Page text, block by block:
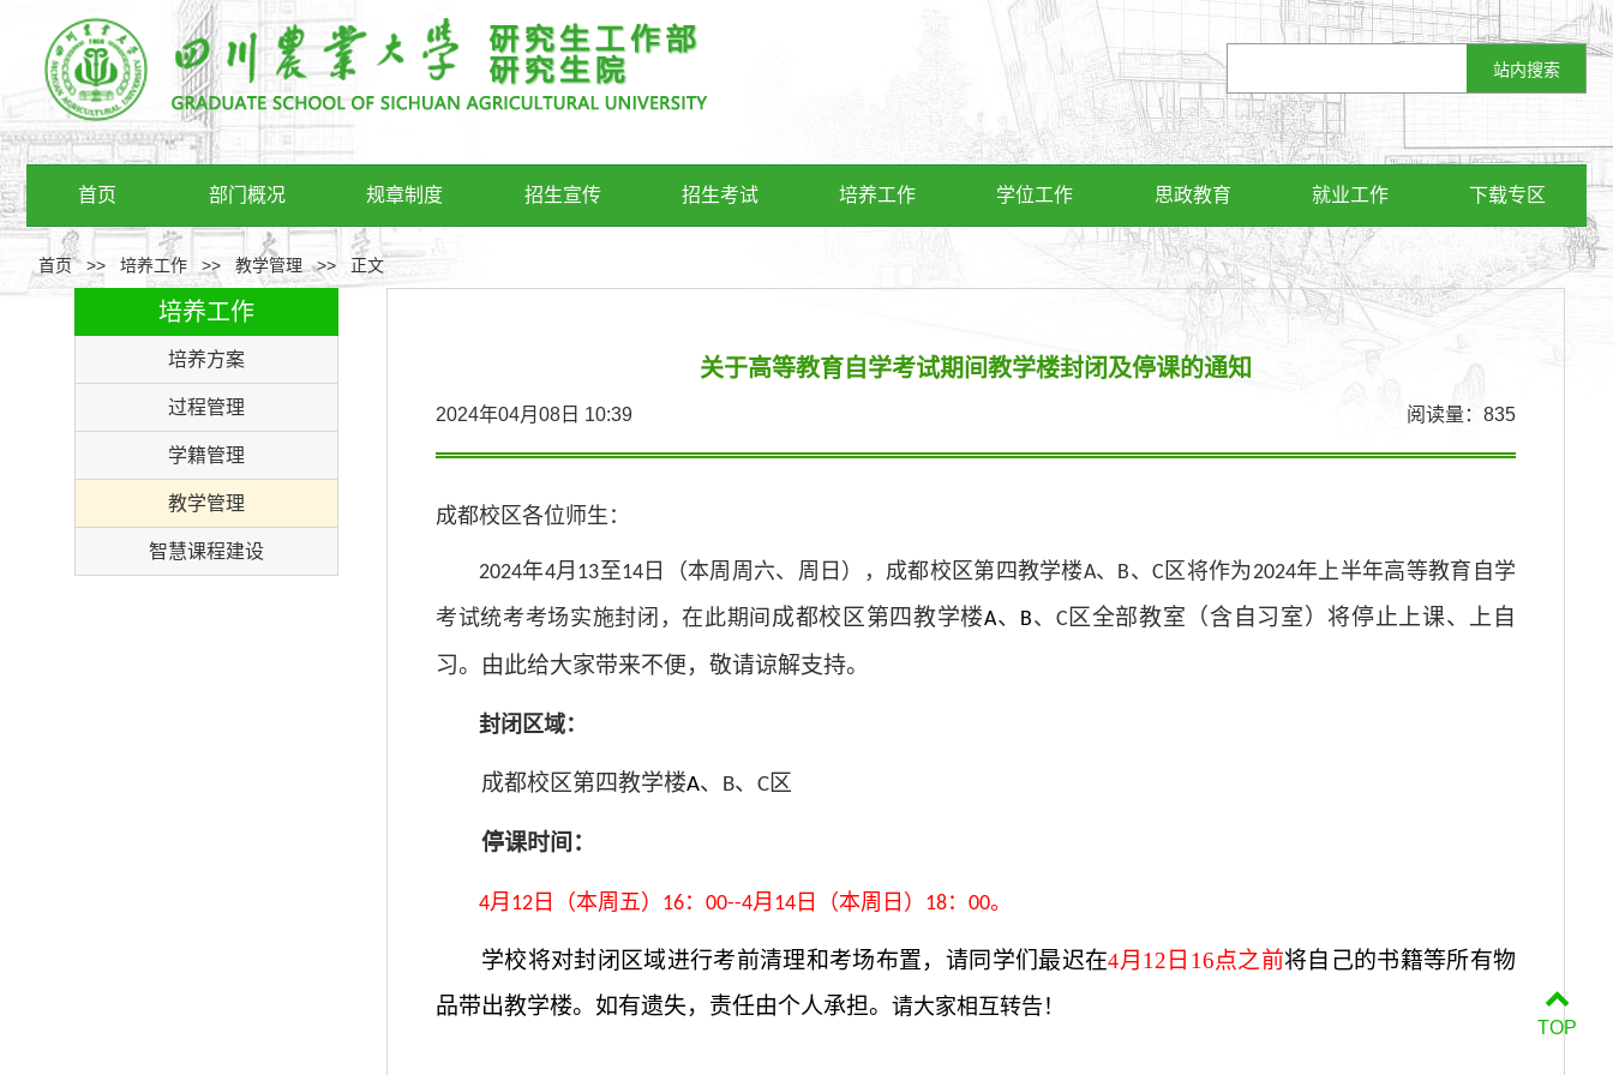
首页 部门概况 规章制度 招生宣传 招生考试 培养工作 学位工作 思政教育 就业工作 下载专区
首页>> 培养工作 >> 教学管理 >> 正文
培养工作
培养方案
过程管理
学籍管理
教学管理
智慧课程建设
关于高等教育自学考试期间教学楼封闭及停课的通知
2024年04月08日 10:39 阅读量： 835
成都校区各位师生：
2024年4月 13至14日（本周周六、周日），成都校区第四教学楼A、 B、C 区将作为2024年上半年高等教育自学
考试统考考场实施封闭，在此期间 成都校区第四教学楼A、 B、 C 区全部教室（含自习室）将停止上课、上自
习。由此给大家带来不便，敬请谅解支持。
封闭区域：
成都校区第四教学楼A、 B、 C 区
停课时间：
4月 12 日（本周五） 16： 00--4月 14 日（本周日） 18： 00。
学校将对封闭区域进行考前清理和考场布置，请同学们最迟在4月12日16点之前将自己的书籍等所有物
品带出教学楼。如有遗失，责任由个人承担。 请大家相互转告！
TOP